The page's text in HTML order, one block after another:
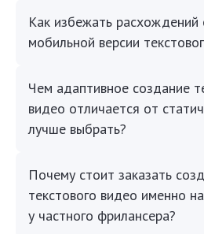
Как избежать расхождений
мобильной версии
Чем адаптивное создание
видео отличается от
лучше выбрать?
Почему стоит заказать
текстового видео именно
у частного фрилансера?